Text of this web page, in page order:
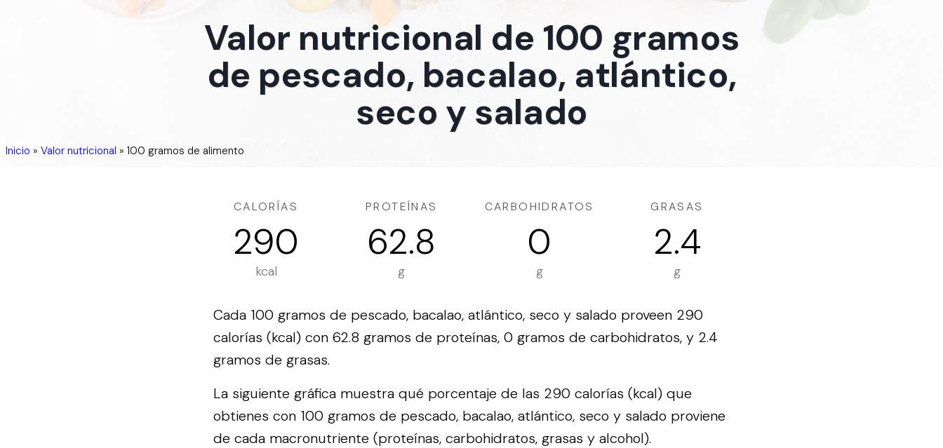
Valor nutricional de 100 gramos
de pescado, bacalao, atlántico,
seco y salado
Inicio » Valor nutricional » 100 gramos de alimento
CALORÍAS
290
kcal
PROTEÍNAS
62.8
g
CARBOHIDRATOS
0
g
GRASAS
2.4
g
Cada 100 gramos de pescado, bacalao, atlántico, seco y salado proveen 290
calorías (kcal) con 62.8 gramos de proteínas, 0 gramos de carbohidratos, y 2.4
gramos de grasas.
La siguiente gráfica muestra qué porcentaje de las 290 calorías (kcal) que
obtienes con 100 gramos de pescado, bacalao, atlántico, seco y salado proviene
de cada macronutriente (proteínas, carbohidratos, grasas y alcohol).